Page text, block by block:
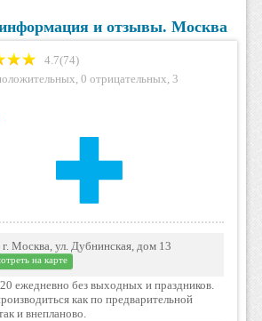
и отзывы. Москва
4.7(74)
, 0 отрицательных, 3
Москва, ул. Дубнинская, дом 13
на карте
ежедневно без выходных и праздников.
как по предварительной
и внепланово.